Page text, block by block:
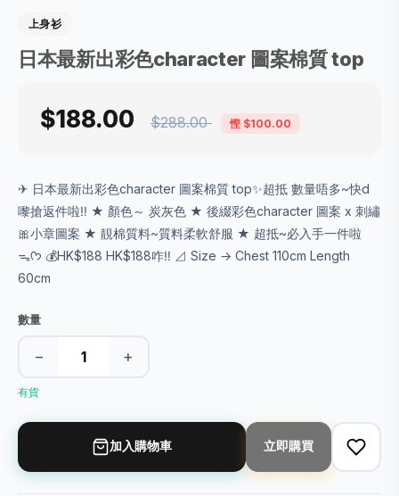
上身衫
日本最新出彩色character 圖案棉質 top
$188.00 $288.00 慳 $100.00
✈ 日本最新出彩色character 圖案棉質 top✨超抵 數量唔多~快d
嚟搶返件啦‼️ ★ 顏色～ 炭灰色 ★ 後綴彩色character 圖案 x 刺繡
🎀小章圖案 ★ 靚棉質料~質料柔軟舒服 ★ 超抵~必入手一件啦
ᯓᡣ𐭩 💰HK$188 HK$188咋‼️ ⊿ Size → Chest 110cm Length
60cm
數量
− +
有貨
加入購物車 立即購買